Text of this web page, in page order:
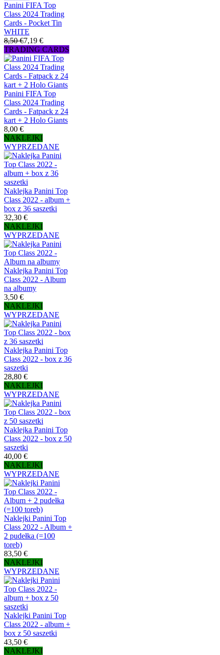
Panini FIFA Top
Class 2024 Trading
Cards - Pocket Tin
WHITE
8,50 €7,19 €
TRADING CARDS
Panini FIFA Top
Class 2024 Trading
Cards - Fatpack z 24
kart + 2 Holo Giants
8,00 €
NAKLEJKI
WYPRZEDANE
Naklejka Panini Top
Class 2022 - album +
box z 36 saszetki
32,30 €
NAKLEJKI
WYPRZEDANE
Naklejka Panini Top
Class 2022 - Album
na albumy
3,50 €
NAKLEJKI
WYPRZEDANE
Naklejka Panini Top
Class 2022 - box z 36
saszetki
28,80 €
NAKLEJKI
WYPRZEDANE
Naklejka Panini Top
Class 2022 - box z 50
saszetki
40,00 €
NAKLEJKI
WYPRZEDANE
Naklejki Panini Top
Class 2022 - Album +
2 pudełka (=100
toreb)
83,50 €
NAKLEJKI
WYPRZEDANE
Naklejki Panini Top
Class 2022 - album +
box z 50 saszetki
43,50 €
NAKLEJKI